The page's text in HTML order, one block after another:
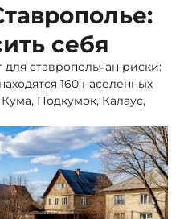
себя
ставропольчан риски:
160 населенных
Подкумок, Калаус,